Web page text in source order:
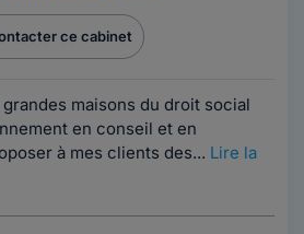
ce cabinet
maisons du droit social
en conseil et en
à mes clients des... Lire la